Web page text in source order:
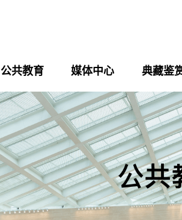
公共教育 媒体中心 典藏鉴